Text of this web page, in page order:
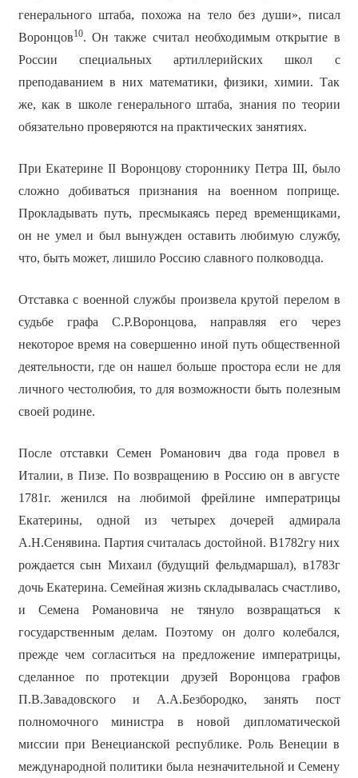
генерального штаба, похожа на тело без души», писал
Воронцов10. Он также считал необходимым открытие в
России специальных артиллерийских школ с
преподаванием в них математики, физики, химии. Так
же, как в школе генерального штаба, знания по теории
обязательно проверяются на практических занятиях.
При Екатерине ІІ Воронцову стороннику Петра ІІІ, было
сложно добиваться признания на военном поприще.
Прокладывать путь, пресмыкаясь перед временщиками,
он не умел и был вынужден оставить любимую службу,
что, быть может, лишило Россию славного полководца.
Отставка с военной службы произвела крутой перелом в
судьбе графа С.Р.Воронцова, направляя его через
некоторое время на совершенно иной путь общественной
деятельности, где он нашел больше простора если не для
личного честолюбия, то для возможности быть полезным
своей родине.
После отставки Семен Романович два года провел в
Италии, в Пизе. По возвращению в Россию он в августе
1781г. женился на любимой фрейлине императрицы
Екатерины, одной из четырех дочерей адмирала
А.Н.Сенявина. Партия считалась достойной. В1782гу них
рождается сын Михаил (будущий фельдмаршал), в1783г
дочь Екатерина. Семейная жизнь складывалась счастливо,
и Семена Романовича не тянуло возвращаться к
государственным делам. Поэтому он долго колебался,
прежде чем согласиться на предложение императрицы,
сделанное по протекции друзей Воронцова графов
П.В.Завадовского и А.А.Безбородко, занять пост
полномочного министра в новой дипломатической
миссии при Венецианской республике. Роль Венеции в
международной политики была незначительной и Семену